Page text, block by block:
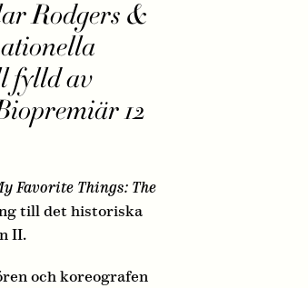
Rodgers &
fylld av
12
Favorite Things: The
till det historiska
II.
och koreografen